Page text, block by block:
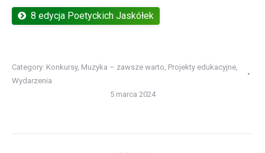
8 edycja Poetyckich Jaskółek
Category: Konkursy, Muzyka – zawsze warto Projekty edukacyjne
Wydarzenia
5 marca 2024